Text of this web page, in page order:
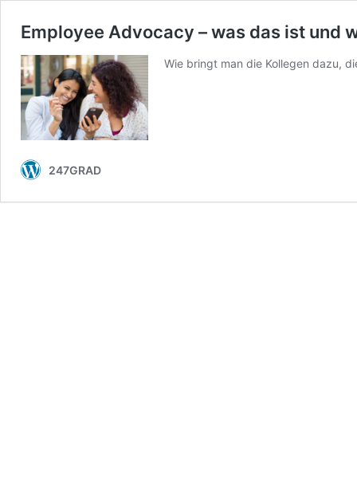
Employee Advocacy – was das ist und
Wie bringt man die Kollegen dazu,
247GRAD